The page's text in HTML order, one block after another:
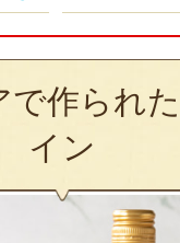
で作られ
イン